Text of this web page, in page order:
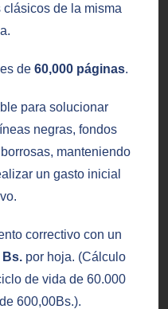
de la misma
de 60,000 páginas.
para solucionar
negras, fondos
manteniendo
un gasto inicial
correctivo con un
Bs. por hoja. (Cálculo
de vida de 60.000
600,00Bs.).